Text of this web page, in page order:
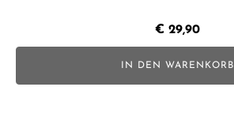
€29,90
IN DEN WARENKORB